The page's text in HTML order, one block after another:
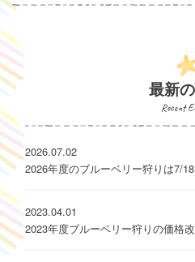
最新
Recent
2026.07.02
2026年度のブルーベリー狩りは7/
2023.04.01
2023年度ブルーベリー狩りの価格